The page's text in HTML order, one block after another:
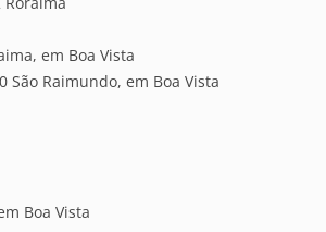
em Boa Vista
São Raimundo, em Boa Vista
Boa Vista